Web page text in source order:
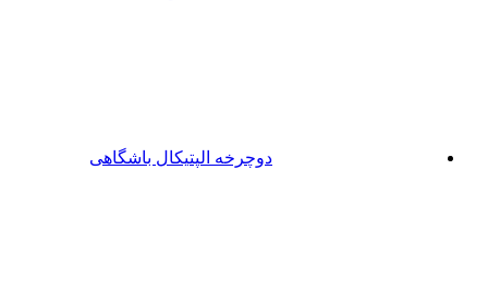
دوچرخه الپتیکال باشگاهی